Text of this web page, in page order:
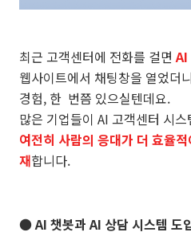
최근 고객센터에 전화를 걸면AI
웹사이트에서 채팅창을 열었더니
경험, 한 번쯤 있으실텐데요.
많은 기업들이 AI 고객센터 시
여전히 사람의 응대가 더 효율
재합니다.
● AI 챗봇과 AI 상담 시스템 도